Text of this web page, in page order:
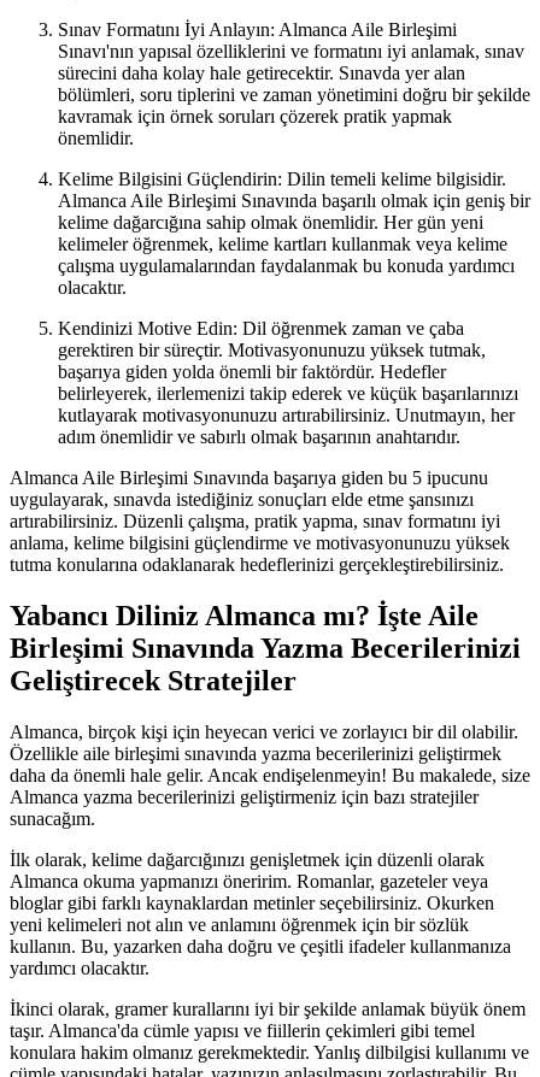
Sınav Formatını İyi Anlayın: Almanca Aile Birleşimi
Sınavı'nın yapısal özelliklerini ve formatını iyi anlamak, sınav
sürecini daha kolay hale getirecektir. Sınavda yer alan
bölümleri, soru tiplerini ve zaman yönetimini doğru bir şekilde
kavramak için örnek soruları çözerek pratik yapmak
önemlidir.
Kelime Bilgisini Güçlendirin: Dilin temeli kelime bilgisidir.
Almanca Aile Birleşimi Sınavında başarılı olmak için geniş bir
kelime dağarcığına sahip olmak önemlidir. Her gün yeni
kelimeler öğrenmek, kelime kartları kullanmak veya kelime
çalışma uygulamalarından faydalanmak bu konuda yardımcı
olacaktır.
Kendinizi Motive Edin: Dil öğrenmek zaman ve çaba
gerektiren bir süreçtir. Motivasyonunuzu yüksek tutmak,
başarıya giden yolda önemli bir faktördür. Hedefler
belirleyerek, ilerlemenizi takip ederek ve küçük başarılarınızı
kutlayarak motivasyonunuzu artırabilirsiniz. Unutmayın, her
adım önemlidir ve sabırlı olmak başarının anahtarıdır.
Almanca Aile Birleşimi Sınavında başarıya giden bu 5 ipucunu
uygulayarak, sınavda istediğiniz sonuçları elde etme şansınızı
artırabilirsiniz. Düzenli çalışma, pratik yapma, sınav formatını iyi
anlama, kelime bilgisini güçlendirme ve motivasyonunuzu yüksek
tutma konularına odaklanarak hedeflerinizi gerçekleştirebilirsiniz.
Yabancı Diliniz Almanca mı? İşte Aile
Birleşimi Sınavında Yazma Becerilerinizi
Geliştirecek Stratejiler
Almanca, birçok kişi için heyecan verici ve zorlayıcı bir dil olabilir.
Özellikle aile birleşimi sınavında yazma becerilerinizi geliştirmek
daha da önemli hale gelir. Ancak endişelenmeyin! Bu makalede, size
Almanca yazma becerilerinizi geliştirmeniz için bazı stratejiler
sunacağım.
İlk olarak, kelime dağarcığınızı genişletmek için düzenli olarak
Almanca okuma yapmanızı öneririm. Romanlar, gazeteler veya
bloglar gibi farklı kaynaklardan metinler seçebilirsiniz. Okurken
yeni kelimeleri not alın ve anlamını öğrenmek için bir sözlük
kullanın. Bu, yazarken daha doğru ve çeşitli ifadeler kullanmanıza
yardımcı olacaktır.
İkinci olarak, gramer kurallarını iyi bir şekilde anlamak büyük önem
taşır. Almanca'da cümle yapısı ve fiillerin çekimleri gibi temel
konulara hakim olmanız gerekmektedir. Yanlış dilbilgisi kullanımı ve